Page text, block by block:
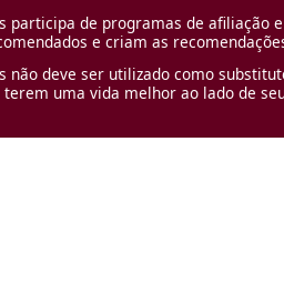
participa de programas de afiliação
e criam as
não deve ser utilizado como
uma vida melhor ao lado de